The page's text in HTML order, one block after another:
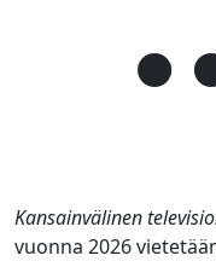
Kansainvälinen
vuonna 2026